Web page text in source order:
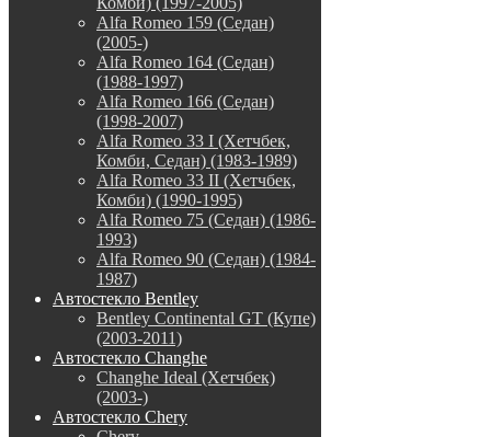
Alfa Romeo 159 (Седан)
(2005-)
Alfa Romeo 164 (Седан)
(1988-1997)
Alfa Romeo 166 (Седан)
(1998-2007)
Alfa Romeo 33 I (Хетчбек,
Комби, Седан) (1983-1989)
Alfa Romeo 33 II (Хетчбек,
Комби) (1990-1995)
Alfa Romeo 75 (Седан) (1986-
1993)
Alfa Romeo 90 (Седан) (1984-
1987)
Автостекло Bentley
Bentley Continental GT (Купе)
(2003-2011)
Автостекло Changhe
Changhe Ideal (Хетчбек)
(2003-)
Автостекло Chery